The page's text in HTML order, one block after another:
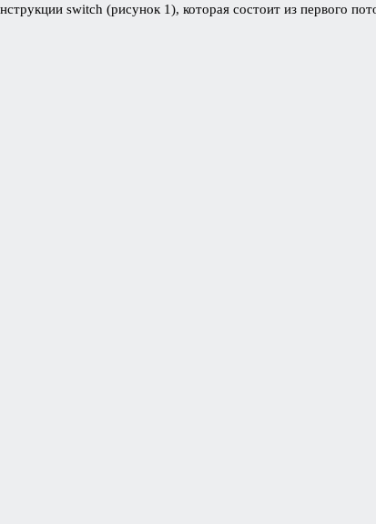
switch (рисунок 1), которая состоит из первого